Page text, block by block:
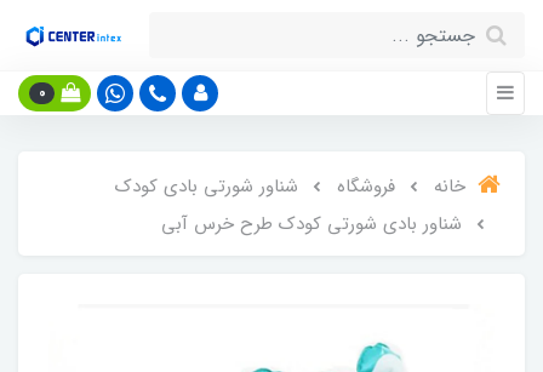
0
خانه فروشگاه
شناور شورتی بادی کودک
شناور بادی شورتی کودک طرح خرس آبی